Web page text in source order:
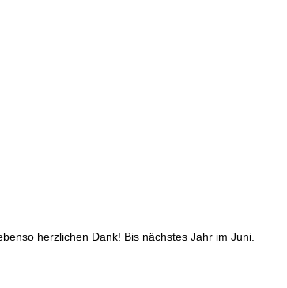
herzlichen Dank! Bis nächstes Jahr im Juni.